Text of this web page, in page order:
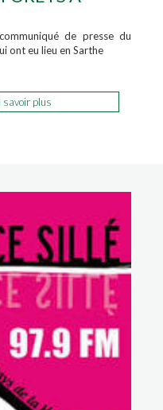
de presse du
ont eu lieu en Sarthe
savoir plus